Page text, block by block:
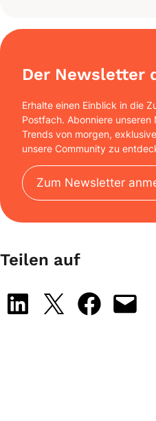
Der Newsletter
Erhalte einen Einblick in die
Postfach. Abonniere
Trends von morgen,
unsere Community zu
Zum Newsletter
Teilen auf
Share on LinkedIn
Share on X Share on Facebook
Email this Page